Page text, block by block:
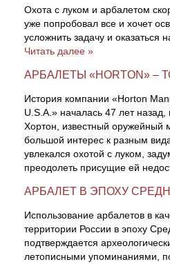
Охота с луком и арбалетом
уже попробовал все и хочет
усложнить задачу и оказаться
Читать далее »
АРБАЛЕТЫ «HORTON» –
История компании «Horton
U.S.A.» началась 47 лет
Хортон, известный оружейный
большой интерес к разным
увлекался охотой с луком,
преодолеть присущие ей
АРБАЛЕТ В ЭПОХУ
Использование арбалетов в
территории России в эпоху
подтверждается
летописными упоминаниями,